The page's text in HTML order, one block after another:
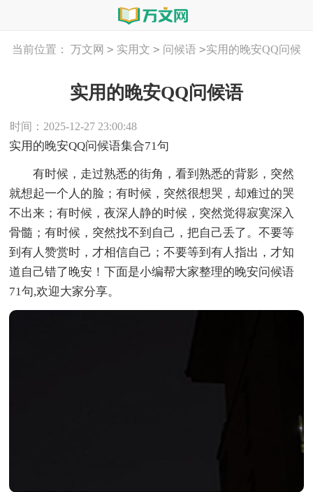
当前位置： 万文网 > 实用文 > 问候语 >实用的晚安QQ问候
实用的晚安QQ问候语
时间：2025-12-27 23:00:48
实用的晚安QQ问候语集合71句
有时候，走过熟悉的街角，看到熟悉的背影，突然
就想起一个人的脸；有时候，突然很想哭，却难过的哭
不出来；有时候，夜深人静的时候，突然觉得寂寞深入
骨髓；有时候，突然找不到自己，把自己丢了。不要等
到有人赞赏时，才相信自己；不要等到有人指出，才知
道自己错了晚安！下面是小编帮大家整理的晚安问候语
71句,欢迎大家分享。